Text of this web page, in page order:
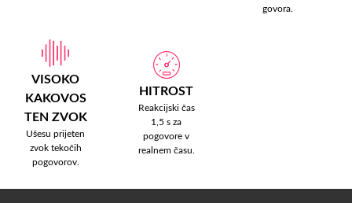
govora.
VISOKO
KAKOVOS
TEN ZVOK
Ušesu prijeten
zvok tekočih
pogovorov.
HITROST
Reakcijski čas
1,5 s za
pogovore v
realnem času.